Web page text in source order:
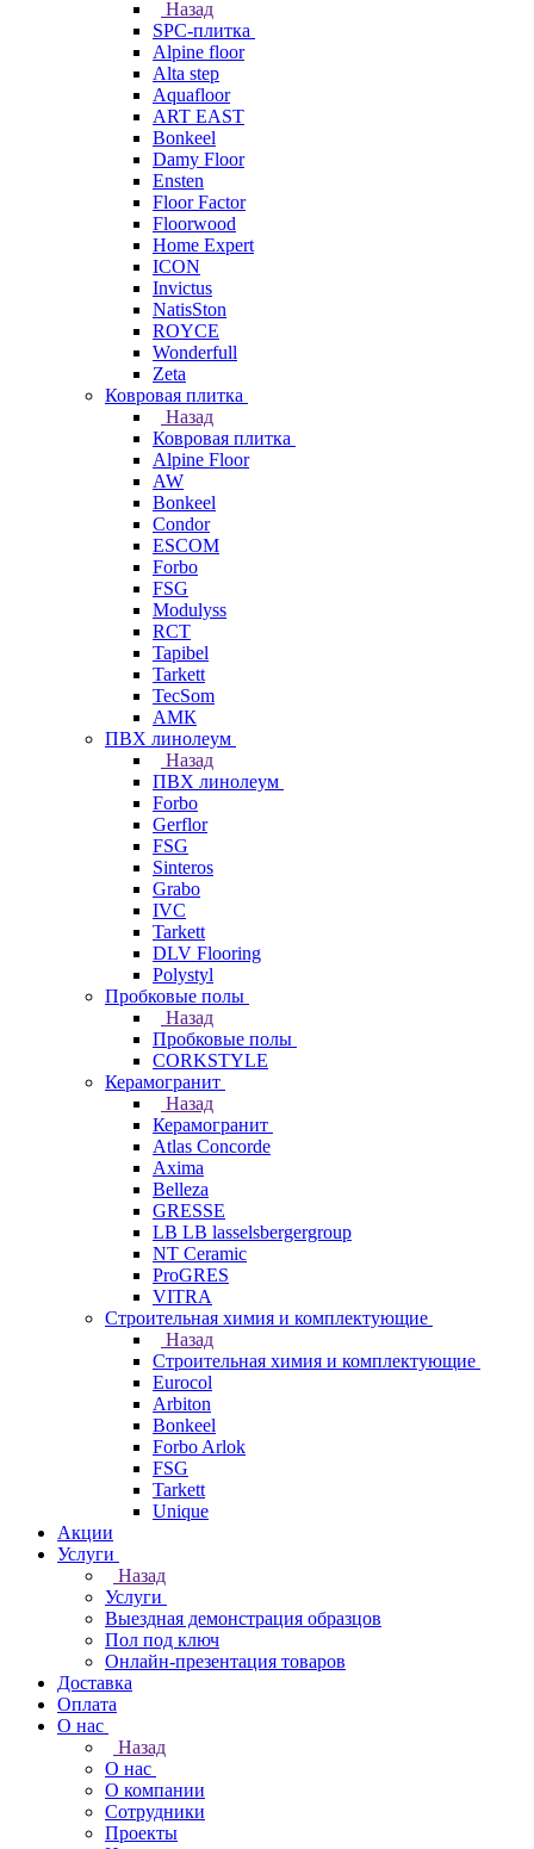
Назад
SPC-плитка
Alpine floor
Alta step
Aquafloor
ART EAST
Bonkeel
Damy Floor
Ensten
Floor Factor
Floorwood
Home Expert
ICON
Invictus
NatisSton
ROYCE
Wonderfull
Zeta
Ковровая плитка
Назад
Ковровая плитка
Alpine Floor
AW
Bonkeel
Condor
ESCOM
Forbo
FSG
Modulyss
RCT
Tapibel
Tarkett
TecSom
АМК
ПВХ линолеум
Назад
ПВХ линолеум
Forbo
Gerflor
FSG
Sinteros
Grabo
IVC
Tarkett
DLV Flooring
Polystyl
Пробковые полы
Назад
Пробковые полы
CORKSTYLE
Керамогранит
Назад
Керамогранит
Atlas Concorde
Axima
Belleza
GRESSE
LB LB lasselsbergergroup
NT Ceramic
ProGRES
VITRA
Строительная химия и комплектующие
Назад
Строительная химия и комплектующие
Eurocol
Arbiton
Bonkeel
Forbo Arlok
FSG
Tarkett
Unique
Акции
Услуги
Назад
Услуги
Выездная демонстрация образцов
Пол под ключ
Онлайн-презентация товаров
Доставка
Оплата
О нас
Назад
О нас
О компании
Сотрудники
Проекты